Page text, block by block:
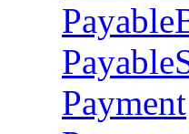
Payment